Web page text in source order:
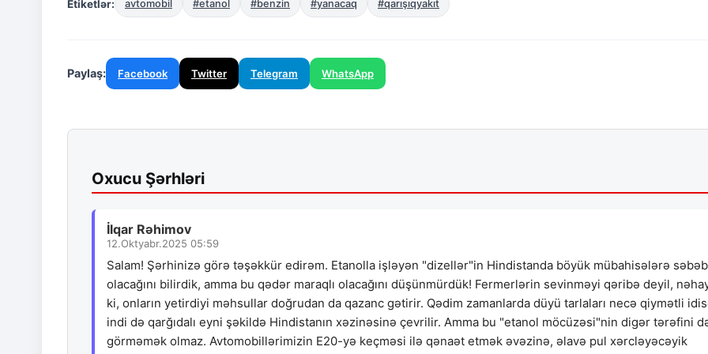
Etiketlər: avtomobil #etanol #benzin #yanacaq #qarışıqyakıt
Paylaş: Facebook Twitter Telegram WhatsApp
Oxucu Şərhləri
İlqar Rəhimov
12.Oktyabr.2025 05:59
Salam! Şərhinizə görə təşəkkür edirəm. Etanolla işləyən "dizellər"in Hindistanda böyük mübahisələrə səbəb
olacağını bilirdik, amma bu qədər maraqlı olacağını düşünmürdük! Fermerlərin sevinməyi qəribə deyil,
ki, onların yetirdiyi məhsullar doğrudan da qazanc gətirir. Qədim zamanlarda düyü tarlaları necə qiymətli
indi də qarğıdalı eyni şəkildə Hindistanın xəzinəsinə çevrilir. Amma bu "etanol möcüzəsi"nin digər tərəfini
görməmək olmaz. Avtomobillərimizin E20-yə keçməsi ilə qənaət etmək əvəzinə, əlavə pul xərcləyəcəyik